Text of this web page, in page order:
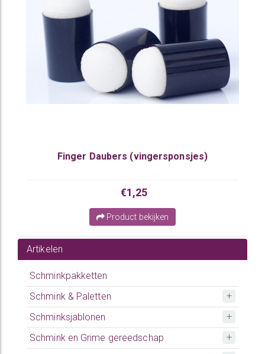
Finger Daubers (vingersponsjes)
€1,25
Product bekijken
Artikelen
Schminkpakketten
Schmink & Paletten
Schminksjablonen
Schmink en Grime gereedschap